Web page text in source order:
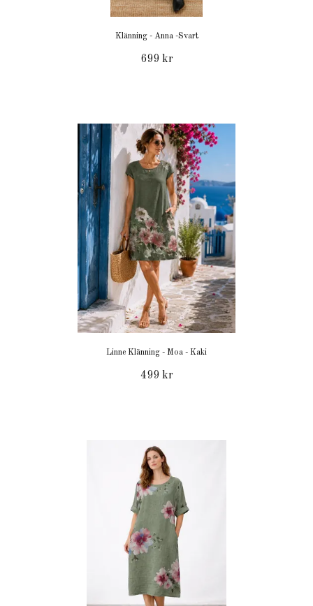
Klänning - Anna -Svart
699 kr
Linne Klänning - Moa - Kaki
499 kr